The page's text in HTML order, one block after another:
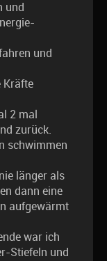
und
und
Kräfte
2 mal
zurück.
schwimmen
länger als
dann eine
aufgewärmt
war ich
Stiefeln und